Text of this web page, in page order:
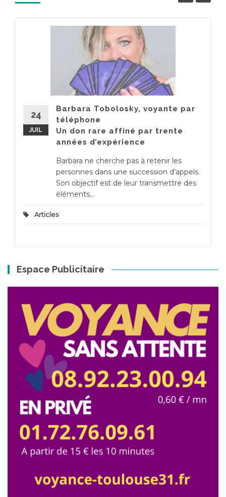
24
JUIL
Barbara Tobolosky, voyante par
téléphone
Un don rare affiné par trente
années d’expérience
Barbara ne cherche pas à retenir les
personnes dans une succession d’appels.
Son objectif est de leur transmettre des
éléments...
Articles
Espace Publicitaire